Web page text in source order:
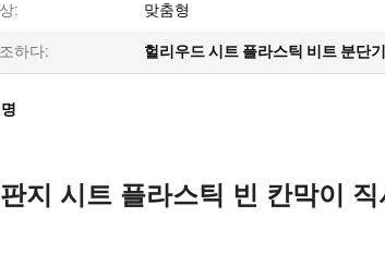
: 맞춤형
하다: 헐리우드 시트 플라스틱 비트 분단기
지 시트 플라스틱 빈 칸막이